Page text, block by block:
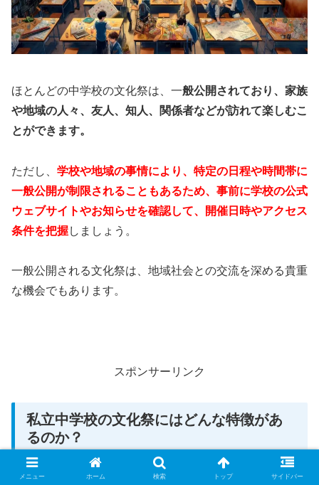
ほとんどの中学校の文化祭は、一般公開されており、家族
や地域の人々、友人、知人、関係者などが訪れて楽しむこ
とができます。
ただし、 学校や地域の事情により、特定の日程や時間帯に
一般公開が制限されることもあるため、事前に学校の公式
ウェブサイトやお知らせを確認して、開催日時やアクセス
条件を把握しましょう。
一般公開される文化祭は、地域社会との交流を深める貴重
な機会でもあります。
スポンサーリンク
私立中学校の文化祭にはどんな特徴があ
るのか？
メニュー ホーム 検索 トップ サイドバー